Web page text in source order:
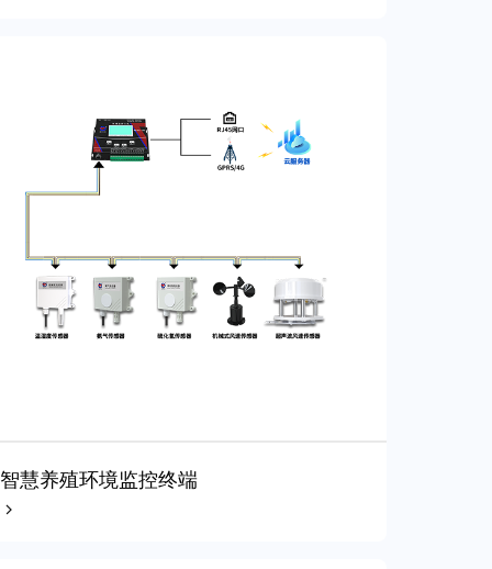
智慧养殖环境监控终端